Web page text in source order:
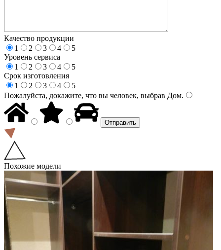
Качество продукции
1
2 3 4
5
Уровень сервиса
1
2 3 4
5
Срок изготовления
1
2 3 4
5
Пожалуйста, докажите, что вы человек, выбрав Дом.
Похожие модели